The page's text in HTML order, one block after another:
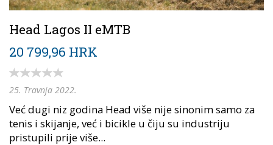
Head Lagos II eMTB
20 799,96 HRK
25. Travnja 2022.
Već dugi niz godina Head više nije sinonim samo za
tenis i skijanje, već i bicikle u čiju su industriju
pristupili prije više...